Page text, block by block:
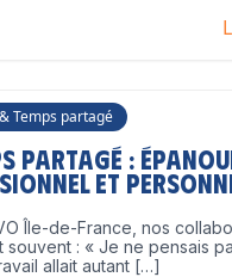
Temps partagé
2025 Geyvo
partagé :
ET
Île-de-France, nos
souvent : « Je ne pensais
allait autant […]